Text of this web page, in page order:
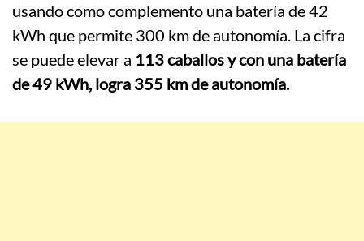
usando como complemento una batería de 42
kWh que permite 300 km de autonomía. La cifra
se puede elevar a 113 caballos y con una batería
de 49 kWh, logra 355 km de autonomía.